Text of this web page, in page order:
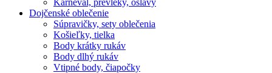
Dojčenské oblečenie
Súpravičky, sety oblečenia
Košieľky, tielka
Body krátky rukáv
Body dlhý rukáv
Vtipné body, čiapočky